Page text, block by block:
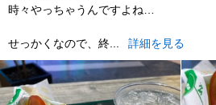
時々やっちゃうんですよね…
せっかくなので、終... 詳細を見る